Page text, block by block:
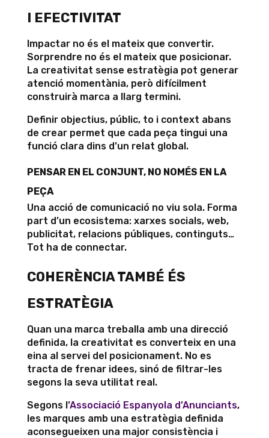
I EFECTIVITAT
Impactar no és el mateix que convertir.
Sorprendre no és el mateix que posicionar.
La creativitat sense estratègia pot generar
atenció momentània, però difícilment
construirà marca a llarg termini.
Definir objectius, públic, to i context abans
de crear permet que cada peça tingui una
funció clara dins d’un relat global.
PENSAR EN EL CONJUNT, NO NOMÉS EN LA
PEÇA
Una acció de comunicació no viu sola. Forma
part d’un ecosistema: xarxes socials, web,
publicitat, relacions públiques, continguts…
Tot ha de connectar.
COHERÈNCIA TAMBÉ ÉS
ESTRATÈGIA
Quan una marca treballa amb una direcció
definida, la creativitat es converteix en una
eina al servei del posicionament. No es
tracta de frenar idees, sinó de filtrar-les
segons la seva utilitat real.
Segons l’Associació Espanyola d’Anunciants,
les marques amb una estratègia definida
aconsegueixen una major consistència i